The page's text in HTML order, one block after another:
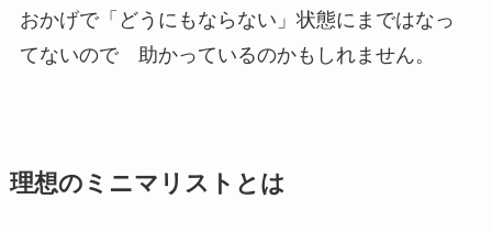
おかげで「どうにもならない」状態にまではなっ
てないので 助かっているのかもしれません。
理想のミニマリストとは